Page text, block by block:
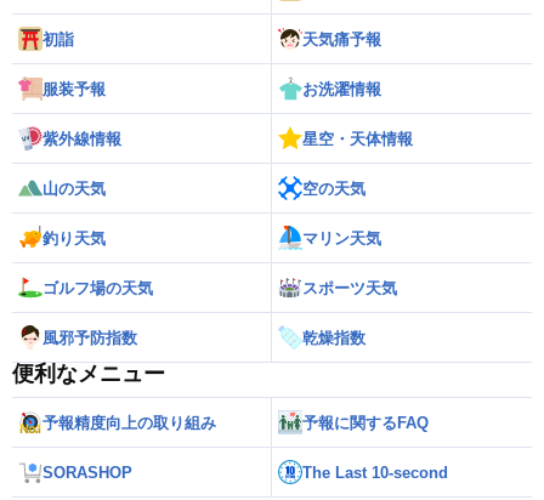
初詣 天気痛予報
服装予報 お洗濯情報
紫外線情報 星空・天体情報
山の天気 空の天気
釣り天気 マリン天気
ゴルフ場の天気 スポーツ天気
風邪予防指数 乾燥指数
便利なメニュー
予報精度向上の取り組み 予報に関するFAQ
SORASHOP The Last 10-second